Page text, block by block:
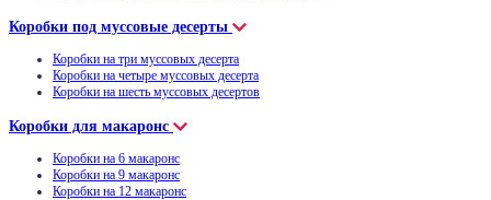
Коробки под муссовые десерты
Коробки на три муссовых десерта
Коробки на четыре муссовых десерта
Коробки на шесть муссовых десертов
Коробки для макаронс
Коробки на 6 макаронс
Коробки на 9 макаронс
Коробки на 12 макаронс